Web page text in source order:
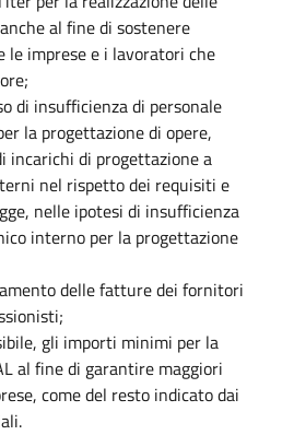
al fine di sostenere
le imprese e i lavoratori che
di insufficienza di personale
la progettazione di opere,
incarichi di progettazione a
nel rispetto dei requisiti e
nelle ipotesi di insufficienza
interno per la progettazione
delle fatture dei fornitori
gli importi minimi per la
al fine di garantire maggiori
come del resto indicato dai